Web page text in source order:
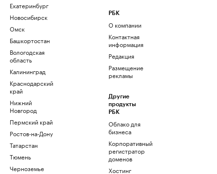
Екатеринбург
Новосибирск
Омск
Башкортостан
Вологодская
область
Калининград
Краснодарский
край
Нижний
Новгород
Пермский край
Ростов-на-Дону
Татарстан
Тюмень
Черноземье
РБК
О компании
Контактная
информация
Редакция
Размещение
рекламы
Другие
продукты
РБК
Облако для
бизнеса
Корпоративный
регистратор
доменов
Хостинг